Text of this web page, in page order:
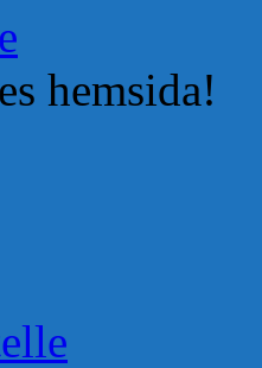
hemsida!